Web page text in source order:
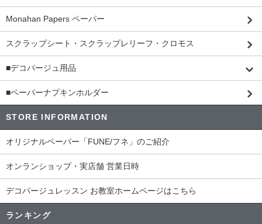
Monahan Papers ペーパー
スクラップシート・スクラップレリーフ・クロモス
■デコパージュ用品
■ペーパーナプキンホルダー
STORE INFORMATION
オリジナルペーパー「FUNE/フネ」のご紹介
オンランショップ・実店舗 営業日時
デコパージュレッスン お教室ホームページはこちら
ランキング